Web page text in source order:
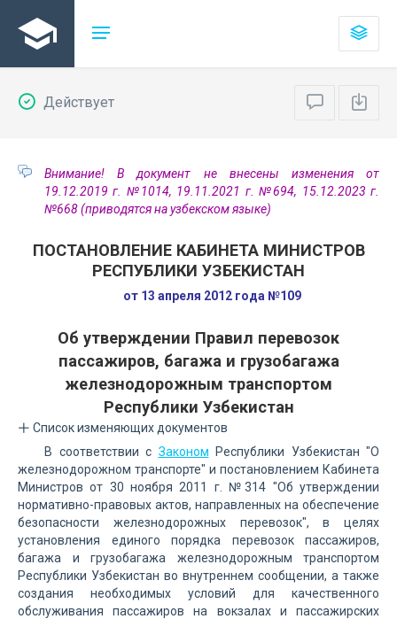
Действует
Внимание! В документ не внесены изменения от
19.12.2019 г. №1014, 19.11.2021 г. №694, 15.12.2023 г.
№668 (приводятся на узбекском языке)
ПОСТАНОВЛЕНИЕ КАБИНЕТА МИНИСТРОВ
РЕСПУБЛИКИ УЗБЕКИСТАН
от 13 апреля 2012 года №109
Об утверждении Правил перевозок
пассажиров, багажа и грузобагажа
железнодорожным транспортом
Республики Узбекистан
Список изменяющих документов
В соответствии с Законом Республики Узбекистан "О
железнодорожном транспорте" и постановлением Кабинета
Министров от 30 ноября 2011 г. №314 "Об утверждении
нормативно-правовых актов, направленных на обеспечение
безопасности железнодорожных перевозок", в целях
установления единого порядка перевозок пассажиров,
багажа и грузобагажа железнодорожным транспортом
Республики Узбекистан во внутреннем сообщении, а также
создания необходимых условий для качественного
обслуживания пассажиров на вокзалах и пассажирских